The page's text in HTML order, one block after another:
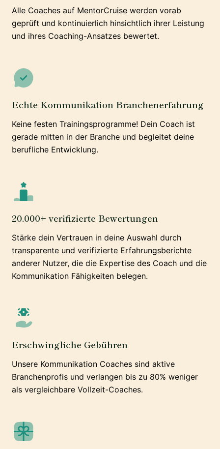
Alle Coaches auf MentorCruise werden vorab
geprüft und kontinuierlich hinsichtlich ihrer Leistung
und ihres Coaching-Ansatzes bewertet.
Echte Kommunikation Branchenerfahrung
Keine festen Trainingsprogramme! Dein Coach ist
gerade mitten in der Branche und begleitet deine
berufliche Entwicklung.
20.000+ verifizierte Bewertungen
Stärke dein Vertrauen in deine Auswahl durch
transparente und verifizierte Erfahrungsberichte
anderer Nutzer, die die Expertise des Coach und die
Kommunikation Fähigkeiten belegen.
Erschwingliche Gebühren
Unsere Kommunikation Coaches sind aktive
Branchenprofis und verlangen bis zu 80% weniger
als vergleichbare Vollzeit-Coaches.